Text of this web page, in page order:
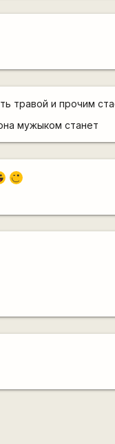
травой и прочим
мужыком станет
,-)